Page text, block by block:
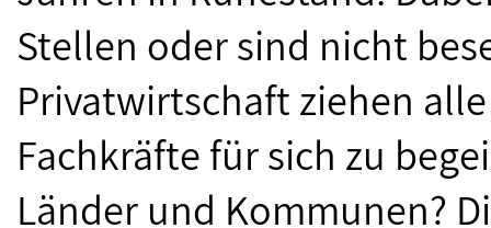
Stellen oder sind nicht
Privatwirtschaft ziehen
Fachkräfte für sich zu
Länder und Kommunen?